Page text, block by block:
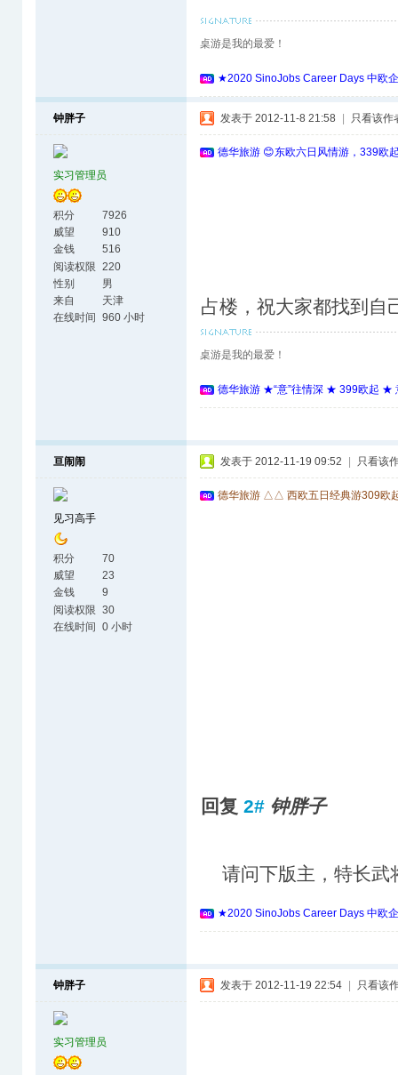
桌游是我的最爱！
★2020 SinoJobs Career Days 中欧
钟胖子
实习管理员
积分
7926
威望
910
金钱
516
阅读权限 220
性别
男
来自
天津
在线时间
960 小时
发表于 2012-11-8 21:58 只看该作
德华旅游 😊东欧六日风情游，339欧
占楼，祝大家都找到自
桌游是我的最爱！
德华旅游 ★“意”往情深 ★ 399欧起 ★
亘闹闹
见习高手
积分
70
威望
23
金钱
9
阅读权限 30
在线时间 0 小时
发表于 2012-11-19 09:52 只看该
德华旅游 △△ 西欧五日经典游309欧
回复 2# 钟胖子
请问下版主，特长武
★2020 SinoJobs Career Days 中欧
钟胖子
实习管理员
发表于 2012-11-19 22:54 只看该